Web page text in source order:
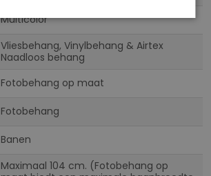
Multicolor
Vliesbehang, Vinylbehang & Airtex
Naadloos behang
Fotobehang op maat
Fotobehang
Banen
Maximaal 104 cm. (Fotobehang op